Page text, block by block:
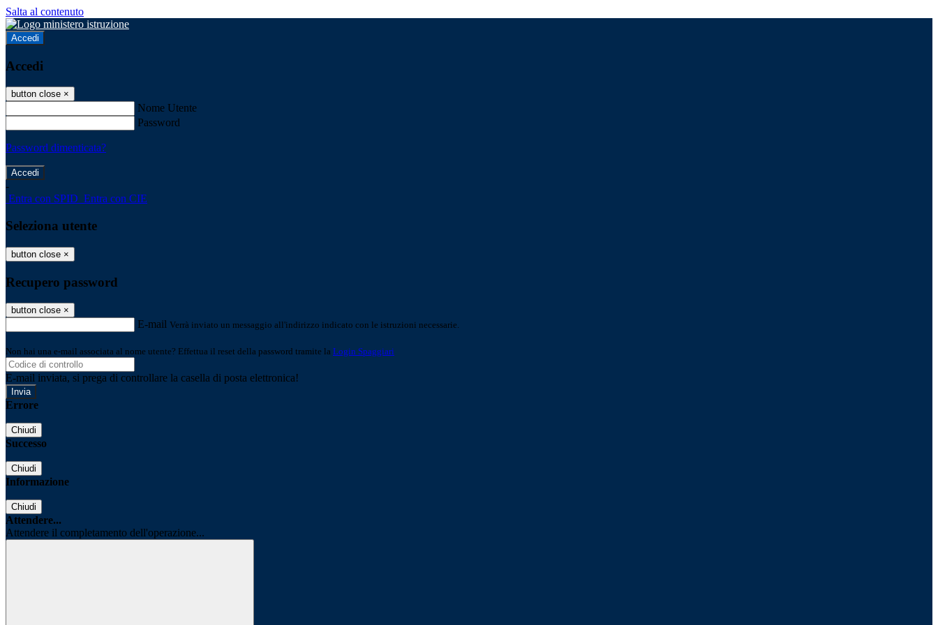
Salta al contenuto
Accedi
Accedi
button close ×
Nome Utente
Password
Password dimenticata?
-
Entra con SPID Entra con CIE
Seleziona utente
button close ×
Recupero password
button close ×
E-mail Verrà inviato un messaggio all'indirizzo indicato con le istruzioni necessarie.
Non hai una e-mail associata al nome utente? Effettua il reset della password tramite la Login Spaggiari
E-mail inviata, si prega di controllare la casella di posta elettronica!
Errore
Chiudi
Successo
Chiudi
Informazione
Chiudi
Attendere...
Attendere il completamento dell'operazione...